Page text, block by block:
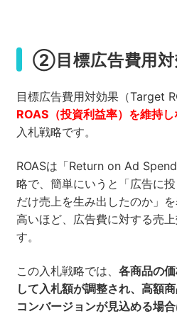
②目標広告費用対
目標広告費用対効果（Target
ROAS（投資利益率）を維持
入札戦略です。
ROASは「Return on Ad
略で、簡単にいうと「広告に
だけ売上を生み出したのか」
高いほど、広告費に対する売
す。
この入札戦略では、 各商品の
して入札額が調整され、高額
コンバージョンが見込める場